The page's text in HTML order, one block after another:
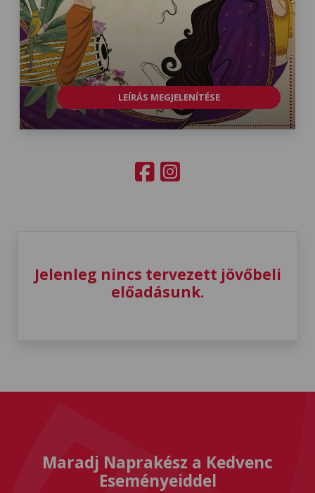
LEÍRÁS MEGJELENÍTÉSE
Jelenleg nincs tervezett jövőbeli
előadásunk.
Maradj Naprakész a Kedvenc
Eseményeiddel